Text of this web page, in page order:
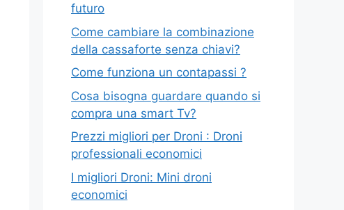
futuro
Come cambiare la combinazione
della cassaforte senza chiavi?
Come funziona un contapassi ?
Cosa bisogna guardare quando si
compra una smart Tv?
Prezzi migliori per Droni : Droni
professionali economici
I migliori Droni: Mini droni
economici